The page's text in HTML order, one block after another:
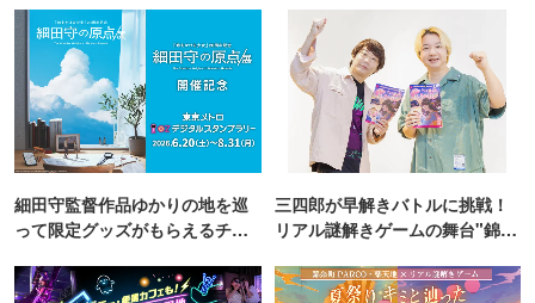
細田守監督作品ゆかりの地を巡
って限定グッズがもらえるチャ
三四郎が早解きバトルに挑戦！
リアル謎解きゲームの舞台"錦糸